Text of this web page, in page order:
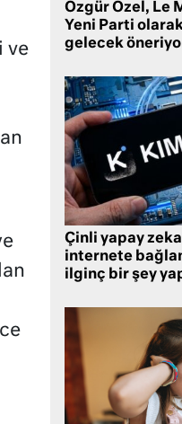
ve
Özgür Özel, Le
Yeni Parti
gelecek
Çinli yapay
internete
ilginç bir şey